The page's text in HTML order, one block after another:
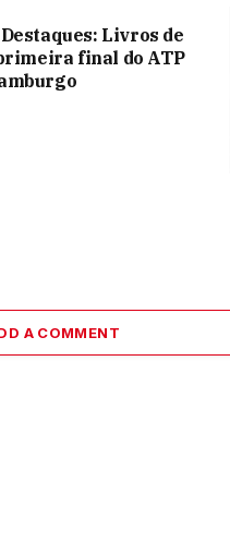
Livros de
final do ATP
A COMMENT